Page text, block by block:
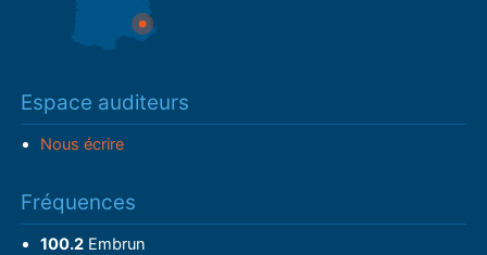
Espace auditeurs
Nous écrire
Fréquences
100.2Embrun